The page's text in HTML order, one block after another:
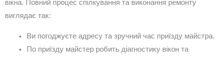
вікна. Повний процес спілкування та виконання ремонту
виглядає так:
Ви погоджуєте адресу та зручний час приїзду майстра.
По приїзду майстер робить діагностику вікон та